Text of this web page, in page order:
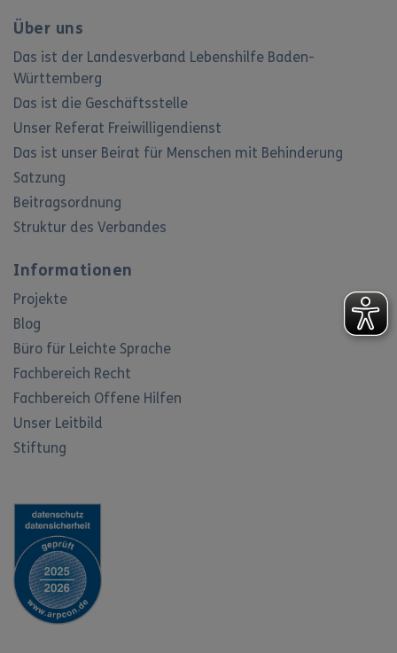
Über uns
Das ist der Landesverband Lebenshilfe Baden-
Württemberg
Das ist die Geschäftsstelle
Unser Referat Freiwilligendienst
Das ist unser Beirat für Menschen mit Behinderung
Satzung
Beitragsordnung
Struktur des Verbandes
Informationen
Projekte
Blog
Büro für Leichte Sprache
Fachbereich Recht
Fachbereich Offene Hilfen
Unser Leitbild
Stiftung